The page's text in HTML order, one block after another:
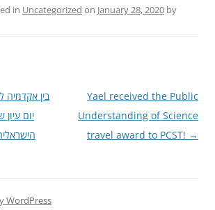
in Uncategorized on January 28, 2020 by
יום
Yael received the Public
Understanding of Science
travel award to PCST! →
WordPress